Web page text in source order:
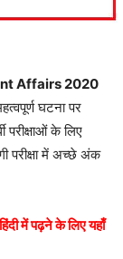
Affairs 2020
घटना पर
परीक्षाओं के लिए
परीक्षा में अच्छे अंक
में पढ़ने के लिए यहाँ